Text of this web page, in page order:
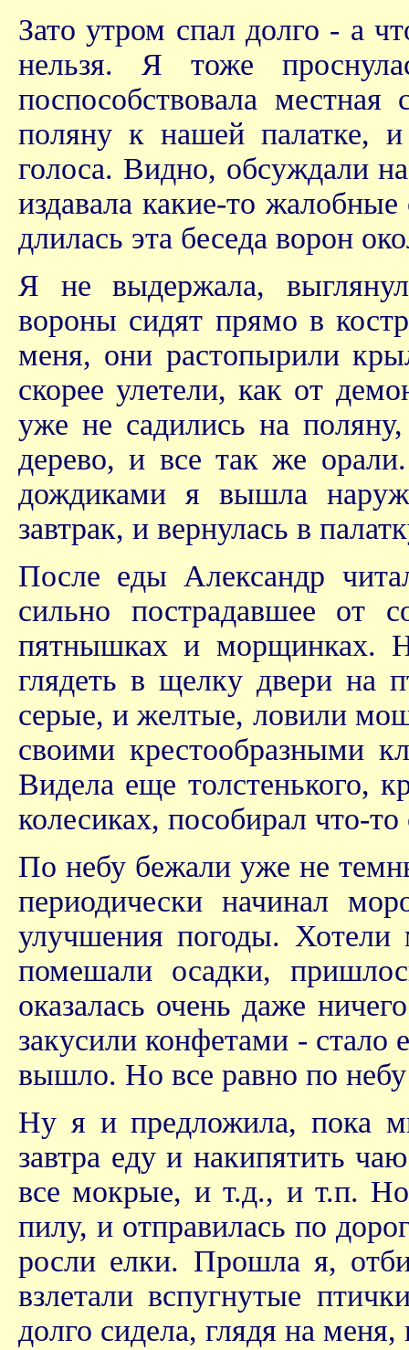
Зато утром спал долго - а
нельзя. Я тоже
поспособствовала
поляну к нашей палатке,
голоса. Видно, обсуждали
издавала какие-то
длилась эта беседа ворон
Я не выдержала,
вороны сидят прямо в
меня, они растопырили
скорее улетели, как от
уже не садились на
дерево, и все так же
дождиками я вышла
завтрак, и вернулась в
После еды Александр
сильно пострадавшее от
пятнышках и морщинках.
глядеть в щелку двери на
серые, и желтые, ловили
своими крестообразными
Видела еще толстенького,
колесиках, пособирал что-
По небу бежали уже не
периодически начинал
улучшения погоды.
помешали осадки,
оказалась очень даже
закусили конфетами -
вышло. Но все равно по
Ну я и предложила, пока
завтра еду и накипятить
все мокрые, и т.д., и т.п.
пилу, и отправилась по
росли елки. Прошла я,
взлетали вспугнутые
долго сидела, глядя на меня,